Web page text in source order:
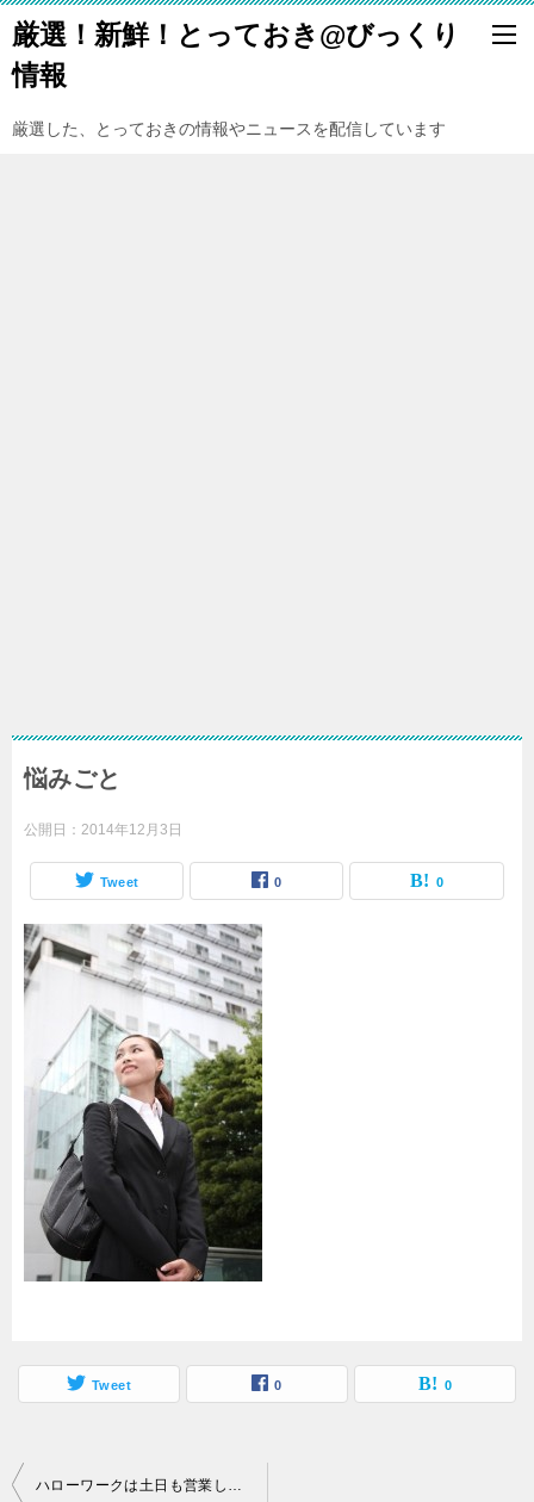
厳選！新鮮！とっておき@びっくり
情報
厳選した、とっておきの情報やニュースを配信しています
悩みごと
公開日： 2014年12月3日
Tweet 0 0
Tweet 0 0
投
ハローワークは土日も営業してるの？週末の就職活動はできるの？？